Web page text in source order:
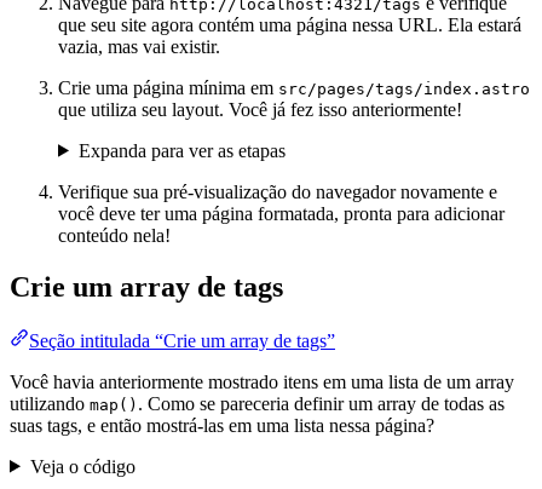
http://localhost:4321/tags
que seu site agora contém uma página nessa URL. Ela estará
vazia, mas vai existir.
Crie uma página mínima em src/pages/tags/index.astro
que utiliza seu layout. Você já fez isso anteriormente!
Expanda para ver as etapas
Verifique sua pré-visualização do navegador novamente e
você deve ter uma página formatada, pronta para adicionar
conteúdo nela!
Crie um array de tags
Seção intitulada “Crie um array de tags”
Você havia anteriormente mostrado itens em uma lista de um array
utilizando map() . Como se pareceria definir um array de todas as
suas tags, e então mostrá-las em uma lista nessa página?
Veja o código